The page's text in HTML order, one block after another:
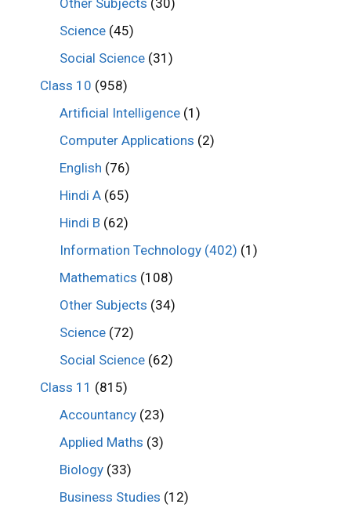
Science (45)
Social Science (31)
Class 10 (958)
Artificial Intelligence (1)
Computer Applications (2)
English (76)
Hindi A (65)
Hindi B (62)
Information Technology (402) (1)
Mathematics (108)
Other Subjects (34)
Science (72)
Social Science (62)
Class 11 (815)
Accountancy (23)
Applied Maths (3)
Biology (33)
Business Studies (12)